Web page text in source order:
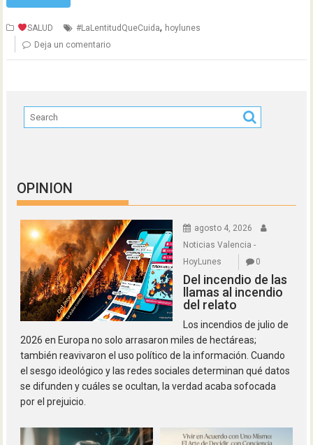
SALUD #LaLentitudQueCuida, hoylunes
Deja un comentario
OPINION
agosto 4, 2026
Noticias Valencia -
HoyLunes
0
Del incendio de las
llamas al incendio
del relato
Los incendios de julio de
2026 en Europa no solo arrasaron miles de hectáreas;
también reavivaron el uso político de la información. Cuando
el sesgo ideológico y las redes sociales determinan qué datos
se difunden y cuáles se ocultan, la verdad acaba sofocada
por el prejuicio.